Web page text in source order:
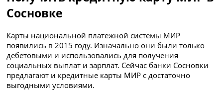
Сосновке
Карты национальной платежной системы МИР
появились в 2015 году. Изначально они были только
дебетовыми и использовались для получения
социальных выплат и зарплат. Сейчас банки Сосновки
предлагают и кредитные карты МИР с достаточно
выгодными условиями.